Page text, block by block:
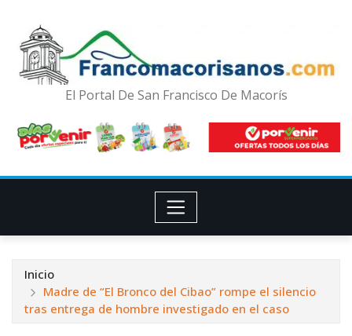
El Portal De San Francisco De Macorís
Inicio
Madre de “El Bronco del Cibao” rompe el silencio
tras entrega de hombre investigado en el caso